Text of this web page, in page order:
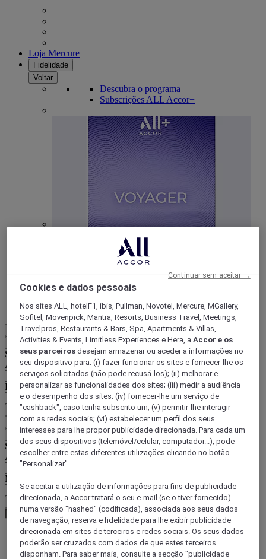
Loja Mercure
Fidelidade
Voltar
Descubra o programa
Subscrições ALL Accor+
15% de desconto durante todo o ano
estadias em +30 marcas
DESCOBRIR
Mais
Voltar
Selecione o seu país e idioma abaixo
Área geográfica
País/região-idioma
Confirmar o meu país e idioma
EUR (€)
Voltar
Selecione a moeda abaixo
Área geográfica
Moeda
Confirmar a moeda
World
Cookies e dados pessoais
Nos sites ALL, hotelF1, ibis, Pullman, Novotel, Mercure, MGallery,
Sofitel, Movenpick, Mantra, Resorts, Business Travel, Meetings,
Travelpros, Restaurants & Bars, Spa, Apartments & Villas,
Activities & Events, Limitless Experiences e Hera, aAccor e os
seus parceiros desejam armazenar ou aceder a informações no
seu dispositivo para: (i) fazer funcionar os sites e fornecer-lhe os
serviços solicitados (não pode recusá-los); (ii) melhorar e
personalizar as funcionalidades dos sites; (iii) medir a audiência
e o desempenho dos sites; (iv) fornecer-lhe um serviço de
"cashback", caso tenha subscrito um; (v) permitir-lhe interagir
com as redes sociais; (vi) estabelecer um perfil dos seus
interesses para lhe propor publicidade direcionada. Para cada um
dos seus dispositivos (telemóvel/celular, computador...), pode
escolher entre estas diferentes utilizações clicando no botão
"Personalizar".
Se aceitar a utilização de informações para fins de publicidade
direcionada, a Accor tratará o seu e-mail (se o tiver fornecido)
numa versão "hashed" (codificada), associada aos seus dados
de navegação, reserva e fidelidade para lhe exibir publicidade
direcionada em sites de terceiros e redes sociais. Os seus dados
poderão ser cruzados com dados de que estes terceiros
disponham. Para saber mais, consulte a secção "publicidade
Continuar sem aceitar →